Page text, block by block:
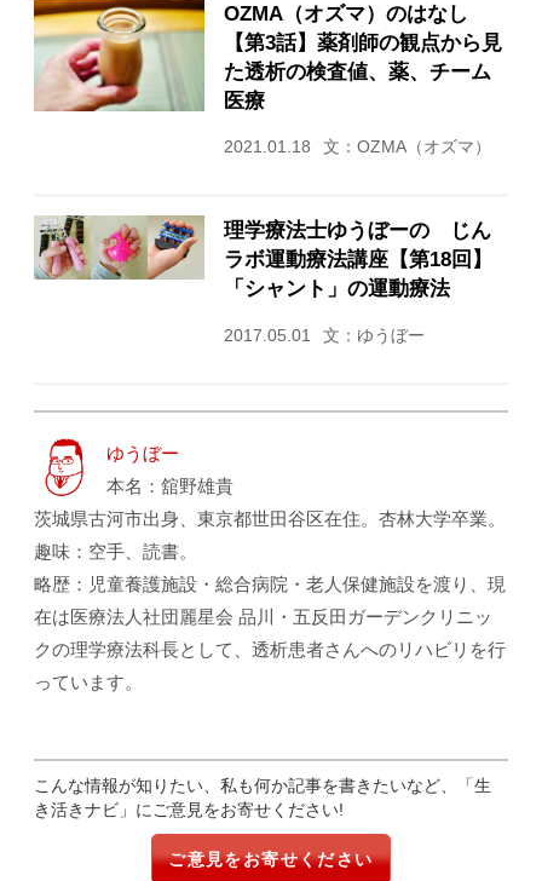
OZMA（オズマ）のはなし
【第3話】薬剤師の観点から見
た透析の検査値、薬、チーム
医療
2021.01.18 文：OZMA（オズマ）
理学療法士ゆうぼーの じん
ラボ運動療法講座【第18回】
「シャント」の運動療法
2017.05.01 文：ゆうぼー
ゆうぼー
本名：舘野雄貴
茨城県古河市出身、東京都世田谷区在住。杏林大学卒業。
趣味：空手、読書。
略歴：児童養護施設・総合病院・老人保健施設を渡り、現
在は医療法人社団麗星会 品川・五反田ガーデンクリニッ
クの理学療法科長として、透析患者さんへのリハビリを行
っています。
こんな情報が知りたい、私も何か記事を書きたいなど、「生
き活きナビ」にご意見をお寄せください!
ご意見をお寄せください